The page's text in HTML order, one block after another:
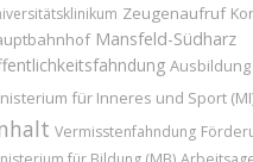
Zeugenaufruf
Mansfeld-Südharz
Ausbildung
für Inneres und Sport
Vermisstenfahndung